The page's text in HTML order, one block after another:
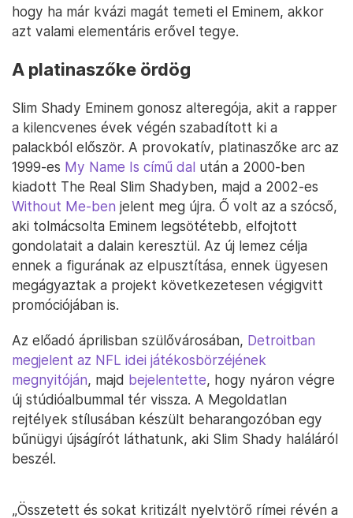
hogy ha már kvázi magát temeti el Eminem, akkor
azt valami elementáris erővel tegye.
A platinaszőke ördög
Slim Shady Eminem gonosz alteregója, akit a rapper
a kilencvenes évek végén szabadított ki a
palackból először. A provokatív, platinaszőke arc az
1999-es My Name Is című dal után a 2000-ben
kiadott The Real Slim Shadyben, majd a 2002-es
Without Me-ben jelent meg újra. Ő volt az a szócső,
aki tolmácsolta Eminem legsötétebb, elfojtott
gondolatait a dalain keresztül. Az új lemez célja
ennek a figurának az elpusztítása, ennek ügyesen
megágyaztak a projekt következetesen végigvitt
promóciójában is.
Az előadó áprilisban szülővárosában, Detroitban
megjelent az NFL idei játékosbörzéjének
megnyitóján, majd bejelentette, hogy nyáron végre
új stúdióalbummal tér vissza. A Megoldatlan
rejtélyek stílusában készült beharangozóban egy
bűnügyi újságírót láthatunk, aki Slim Shady haláláról
beszél.
„Összetett és sokat kritizált nyelvtörő rímei révén a